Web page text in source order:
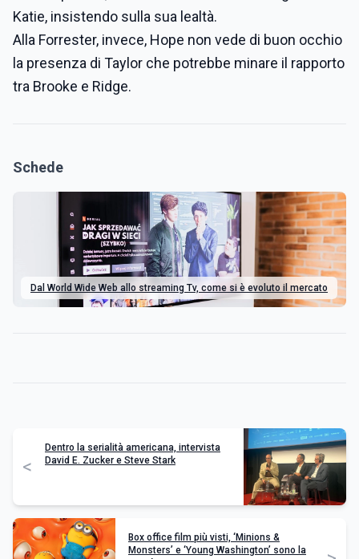
Katie, insistendo sulla sua lealtà.
Alla Forrester, invece, Hope non vede di buon occhio
la presenza di Taylor che potrebbe minare il rapporto
tra Brooke e Ridge.
Schede
Dal World Wide Web allo streaming Tv, come si è evoluto il mercato
<
Dentro la serialità americana, intervista
David E. Zucker e Steve Stark
Box office film più visti, ‘Minions &
Monsters’ e ‘Young Washington’ sono la